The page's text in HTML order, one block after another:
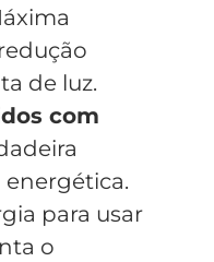
de luz.
com
para usar
o